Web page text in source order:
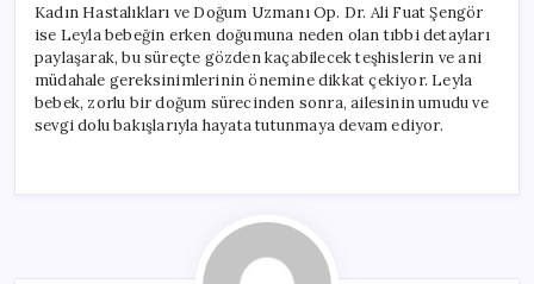
Kadın Hastalıkları ve Doğum Uzmanı Op. Dr. Ali Fuat Şengör
ise Leyla bebeğin erken doğumuna neden olan tıbbi detayları
paylaşarak, bu süreçte gözden kaçabilecek teşhislerin ve ani
müdahale gereksinimlerinin önemine dikkat çekiyor. Leyla
bebek, zorlu bir doğum sürecinden sonra, ailesinin umudu ve
sevgi dolu bakışlarıyla hayata tutunmaya devam ediyor.